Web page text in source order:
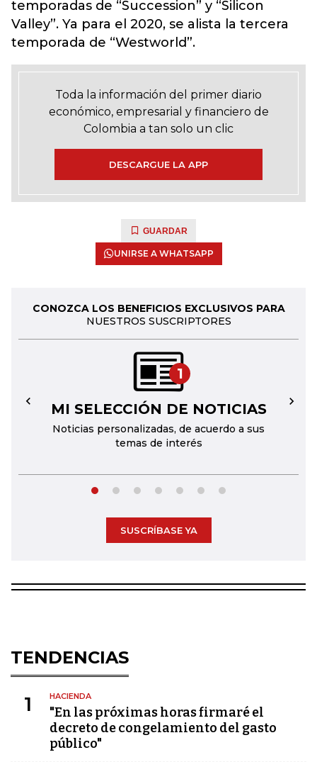
temporadas de “Succession” y “Silicon
Valley”. Ya para el 2020, se alista la tercera
temporada de “Westworld”.
Toda la información del primer diario
económico, empresarial y financiero de
Colombia a tan solo un clic
DESCARGUE LA APP
GUARDAR
UNIRSE A WHATSAPP
CONOZCA LOS BENEFICIOS EXCLUSIVOS PARA
NUESTROS SUSCRIPTORES
1
MI SELECCIÓN DE NOTICIAS
Noticias personalizadas, de acuerdo a sus
temas de interés
← →
SUSCRÍBASE YA
TENDENCIAS
1 HACIENDA
"En las próximas horas firmaré el
decreto de congelamiento del gasto
público"